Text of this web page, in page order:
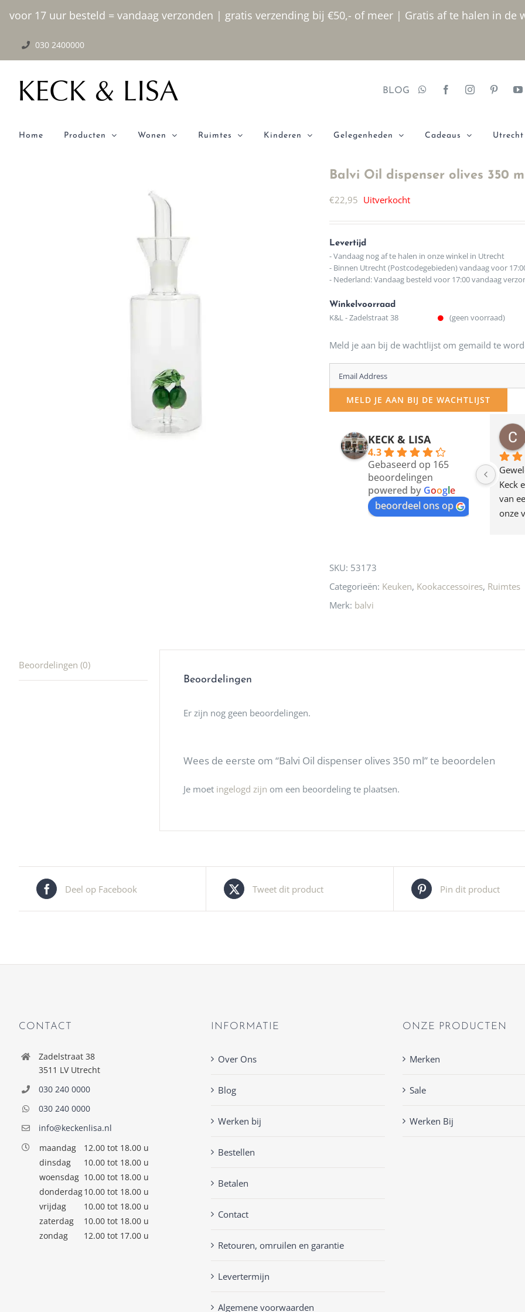
voor 17 uur besteld = vandaag verzonden | gratis verzending bij €50,- of meer | Gratis af te halen in
inhoud
030 2400000
BLOG
Home Producten Wonen Ruimtes Kinderen Gelegenheden Cadeaus Utrecht
Balvi Oil dispenser olives 350
€22,95 Uitverkocht
Levertijd
- Vandaag nog af te halen in onze winkel in Utrecht
- Binnen Utrecht (Postcodegebieden) vandaag voor
- Nederland: Vandaag besteld voor 17:00 vandaag
Winkelvoorraad
K&L - Zadelstraat 38 (geen voorraad)
Meld je aan bij de wachtlijst om gemaild te
Enter
your
email
MELD JE AAN BIJ DE WACHTLIJST
KECK & LISA
4.3
Gebaseerd op 165
beoordelingen
powered by Google
beoordeel ons op
ook heel aardig en gezellig
12 maanden geleden
Waarom in hemelsnaam
de woonwinkel op de
klippen  laten lopen? Waar
moeten nu de design
Keck
van
onze
SKU: 53173
Categorieën: Keuken, Kookaccessoires, Ruimtes
Merk: balvi
Beoordelingen (0)
Beoordelingen
Er zijn nog geen beoordelingen.
Wees de eerste om “Balvi Oil dispenser olives 350 ml” te beoordelen
Je moet ingelogd zijn om een beoordeling te plaatsen.
Deel op Facebook Tweet dit product Pin dit product
CONTACT
Zadelstraat 38
3511 LV Utrecht
030 240 0000
030 240 0000
info@keckenlisa.nl
maandag
12.00 tot 18.00 u
dinsdag
10.00 tot 18.00 u
woensdag 10.00 tot 18.00 u
donderdag10.00 tot 18.00 u
vrijdag
10.00 tot 18.00 u
zaterdag
10.00 tot 18.00 u
zondag
12.00 tot 17.00 u
INFORMATIE
Over Ons
Blog
Werken bij
Bestellen
Betalen
Contact
Retouren, omruilen en garantie
Levertermijn
Algemene voorwaarden
ONZE PRODUCTEN
Merken
Sale
Werken Bij